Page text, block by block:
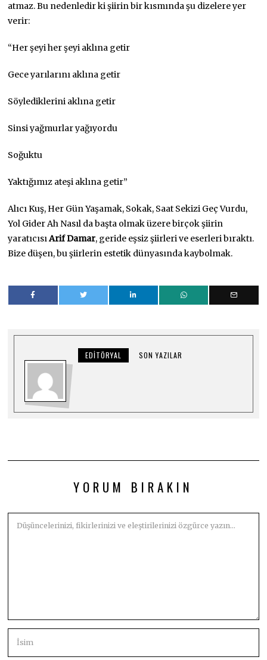
atmaz. Bu nedenledir ki şiirin bir kısmında şu dizelere yer
verir:
“Her şeyi her şeyi aklına getir
Gece yarılarını aklına getir
Söylediklerini aklına getir
Sinsi yağmurlar yağıyordu
Soğuktu
Yaktığımız ateşi aklına getir”
Alıcı Kuş, Her Gün Yaşamak, Sokak, Saat Sekizi Geç Vurdu,
Yol Gider Ah Nasıl da başta olmak üzere birçok şiirin
yaratıcısıArif Damar, geride eşsiz şiirleri ve eserleri bıraktı.
Bize düşen, bu şiirlerin estetik dünyasında kaybolmak.
EDITÖRYAL SON YAZILAR
YORUM BIRAKIN